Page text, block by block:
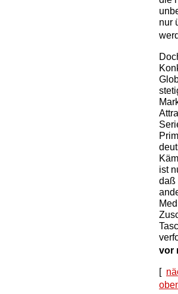
nur
ist
daß
vor
[